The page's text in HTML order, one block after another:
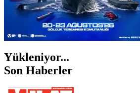
Yükleniyor...
Son Haberler